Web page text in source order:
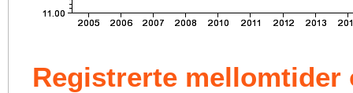
Registrerte mellomtider